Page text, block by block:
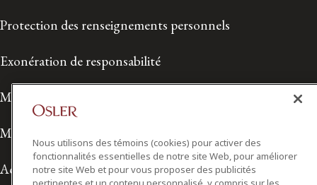
Protection des renseignements personnels
Exonération de responsabilité
Modalités de prestation de services
Modalités d'utilisation
Accessibilité
Nous utilisons des témoins (cookies) pour activer des
fonctionnalités essentielles de notre site Web, pour améliorer
notre site Web et pour vous proposer des publicités